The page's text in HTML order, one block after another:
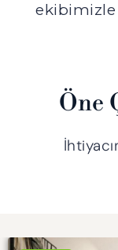
ekibimizle
Öne